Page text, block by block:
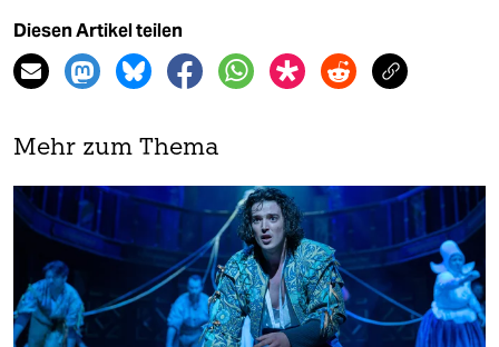
Diesen Artikel teilen
Mehr zum Thema